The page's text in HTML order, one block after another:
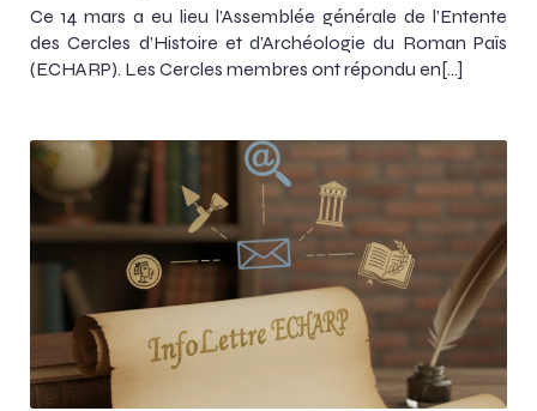
Ce 14 mars a eu lieu l’Assemblée générale de l’Entente
des Cercles d’Histoire et d’Archéologie du Roman Païs
(ECHARP). Les Cercles membres ont répondu en[…]